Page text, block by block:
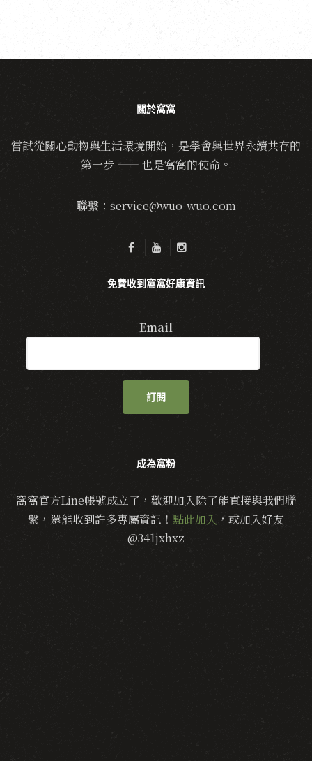
關於窩窩
嘗試從關心動物與生活環境開始，是學會與世界永續共存的
第一步 —— 也是窩窩的使命。
聯繫：service@wuo-wuo.com
免費收到窩窩好康資訊
Email
訂閱
成為窩粉
窩窩官方Line帳號成立了，歡迎加入除了能直接與我們聯
繫，還能收到許多專屬資訊！ 點此加入 ，或加入好友
@341jxhxz